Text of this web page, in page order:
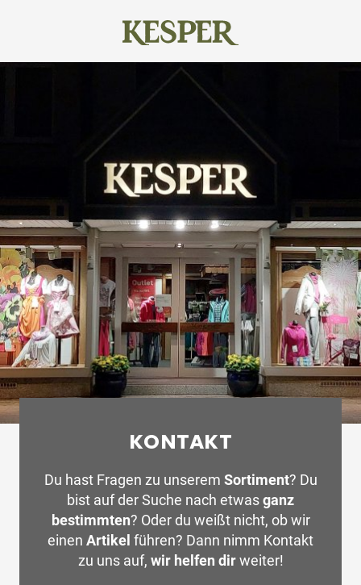
KONTAKT
Du hast Fragen zu unserem Sortiment? Du
bist auf der Suche nach etwasganz
bestimmten? Oder du weißt nicht, ob wir
einen Artikel führen? Dann nimm Kontakt
zu uns auf, wir helfen dirweiter!